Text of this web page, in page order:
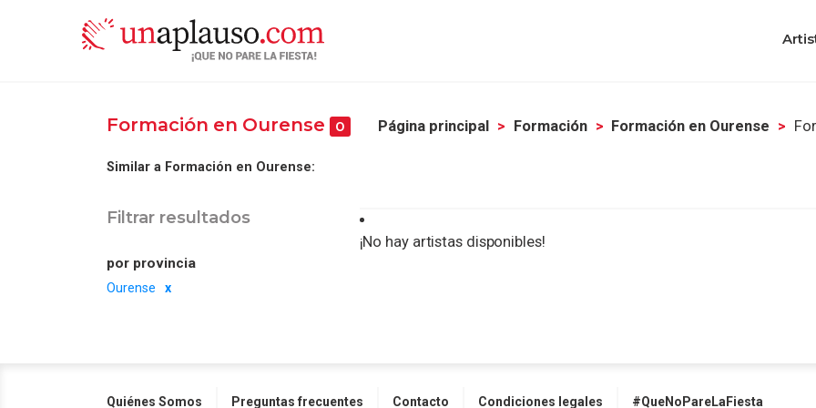
Formación en Ourense 0 Página principal Formación Formación en Ourense
Similar a Formación en Ourense:
Filtrar resultados
por provincia
Ourense
¡No hay artistas disponibles!
Quiénes Somos Preguntas frecuentes Contacto Condiciones legales #QueNoPareLaFiesta